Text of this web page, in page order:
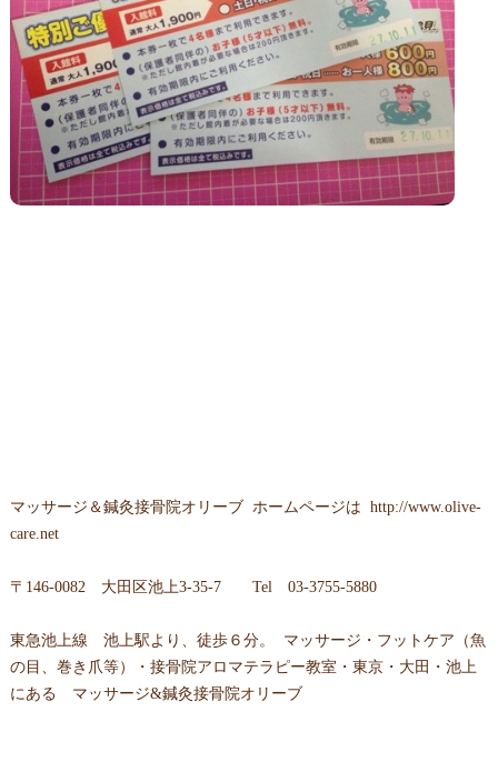
マッサージ＆鍼灸接骨院オリーブ ホームページは http://www.olive-
care.net
〒 146-0082 大田区池上3-35-7Tel 03-3755-5880
東急池上線 池上駅より、徒歩６分。 マッサージ・フットケア（魚
の目、巻き爪等）・接骨院アロマテラピー教室・東京・大田・池上
にある マッサージ&鍼灸接骨院オリーブ